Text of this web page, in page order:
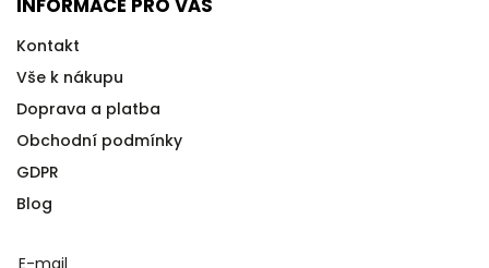
INFORMACE PRO VÁS
Kontakt
Vše k nákupu
Doprava a platba
Obchodní podmínky
GDPR
Blog
E-mail